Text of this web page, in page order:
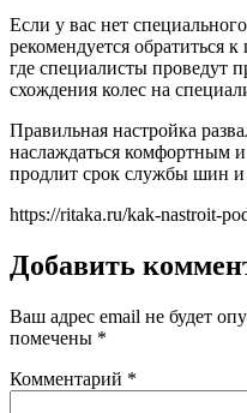
Если у вас нет
рекомендуется обратиться
где специалисты проведут
схождения колес на
Правильная настройка
наслаждаться комфортным
продлит срок службы шин и
https://ritaka.ru/kak-nastroit-
Добавить
Ваш адрес email не будет
помечены *
Комментарий *